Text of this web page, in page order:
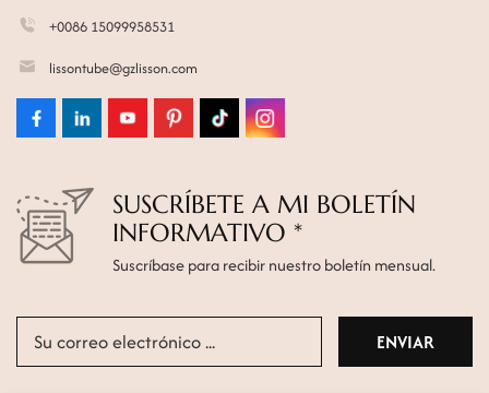
+0086 15099958531
lissontube@gzlisson.com
SUSCRÍBETE A MI BOLETÍN
INFORMATIVO *
Suscríbase para recibir nuestro boletín mensual.